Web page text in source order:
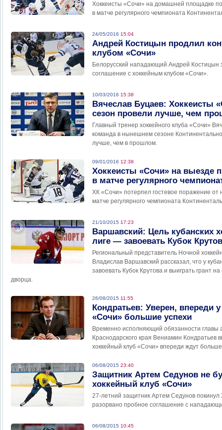
Хоккеисты «Сочи» на домашней площадке
в матче регулярного чемпионата
24/05/2016 15:04
Андрей Костицын продлил
клубом «Сочи»
Белорусский нападающий Андрей Костицын
соглашение с хоккейным клубом «Сочи».
10/03/2016 15:38
Вячеслав Буцаев: Хоккеисты
сезон провели лучше, чем
Главный тренер хоккейного клуба «Сочи»
команда в нынешнем сезоне
лучше, чем в прошлом.
09/01/2016 12:38
Хоккеисты «Сочи» на выезде
в матче регулярного
ХК «Сочи» потерпел гостевое поражение от
матче регулярного чемпионата
21/10/2015 17:23
Варшавский: Цель кубанских
лиге — завоевать Кубок
Региональный представитель Ночной
Владислав Варшавский рассказал, что у
завоевать Кубок Крутова и выиграть грант
дворца.
26/08/2015 11:55
Кондратьев: Уверен, впереди
«Сочи» большие успехи
Временно исполняющий обязанности главы
Краснодарского края Вениамин Кондратьев
хоккейный клуб «Сочи» впереди ждут
06/08/2015 23:40
Защитник Артем Седунов не
хоккейный клуб «Сочи»
27-летний защитник Артем Седунов покинул
разорвано пробное соглашение с
06/08/2015 10:45